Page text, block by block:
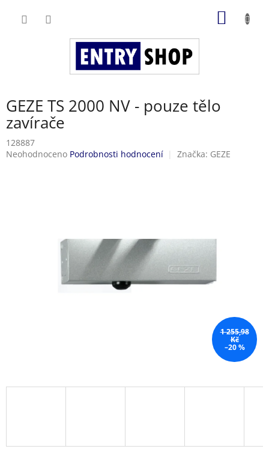
GEZE TS 2000 NV - pouze tělo
zavírače
128887
Průměrné
Neohodnoceno Podrobnosti hodnocení Značka: GEZE
1 255,98
Kč
–20 %